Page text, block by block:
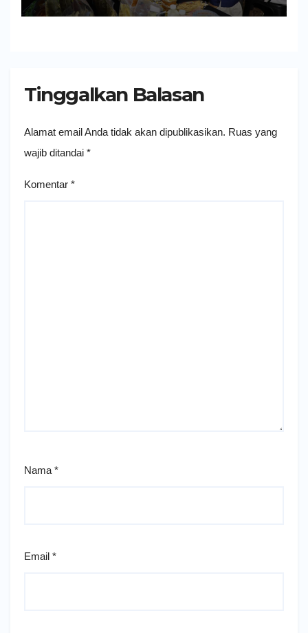
Tinggalkan Balasan
Alamat email Anda tidak akan dipublikasikan. Ruas yang
wajib ditandai *
Komentar *
Nama *
Email *